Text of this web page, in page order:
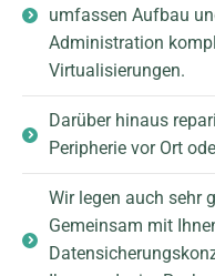
umfassen Aufbau
Administration
Virtualisierungen.
Darüber hinaus
Peripherie vor Ort
Wir legen auch sehr
Gemeinsam mit